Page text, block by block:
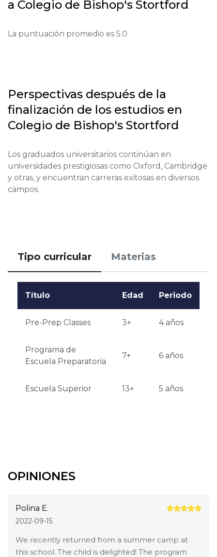
Dominio del idioma inglés con un mínimo de IELTS
5.5.
Condiciones financieras: Se requiere prueba de
Fechas límite de solicitud: inicio — 1 de septiembre,
fin — 30 de noviembre.
Notificación de resultados: Los solicitantes reciben
los resultados por correo electrónico a finales de
febrero.
a Colegio de Bishop's Stortford
La puntuación promedio es 5.0.
Perspectivas después de la
finalización de los estudios en
Colegio de Bishop's Stortford
Los graduados universitarios continúan en
universidades prestigiosas como Oxford, Cambridge
y otras, y encuentran carreras exitosas en diversos
campos.
Tipo curricular Materias
Título Edad Periodo
Pre-Prep Classes 3+ 4 años
Programa de
Escuela Preparatoria
7+ 6 años
Escuela Superior 13+ 5 años
OPINIONES
Polina E.
2022-09-15
We recently returned from a summer camp at
this school. The child is delighted! The program